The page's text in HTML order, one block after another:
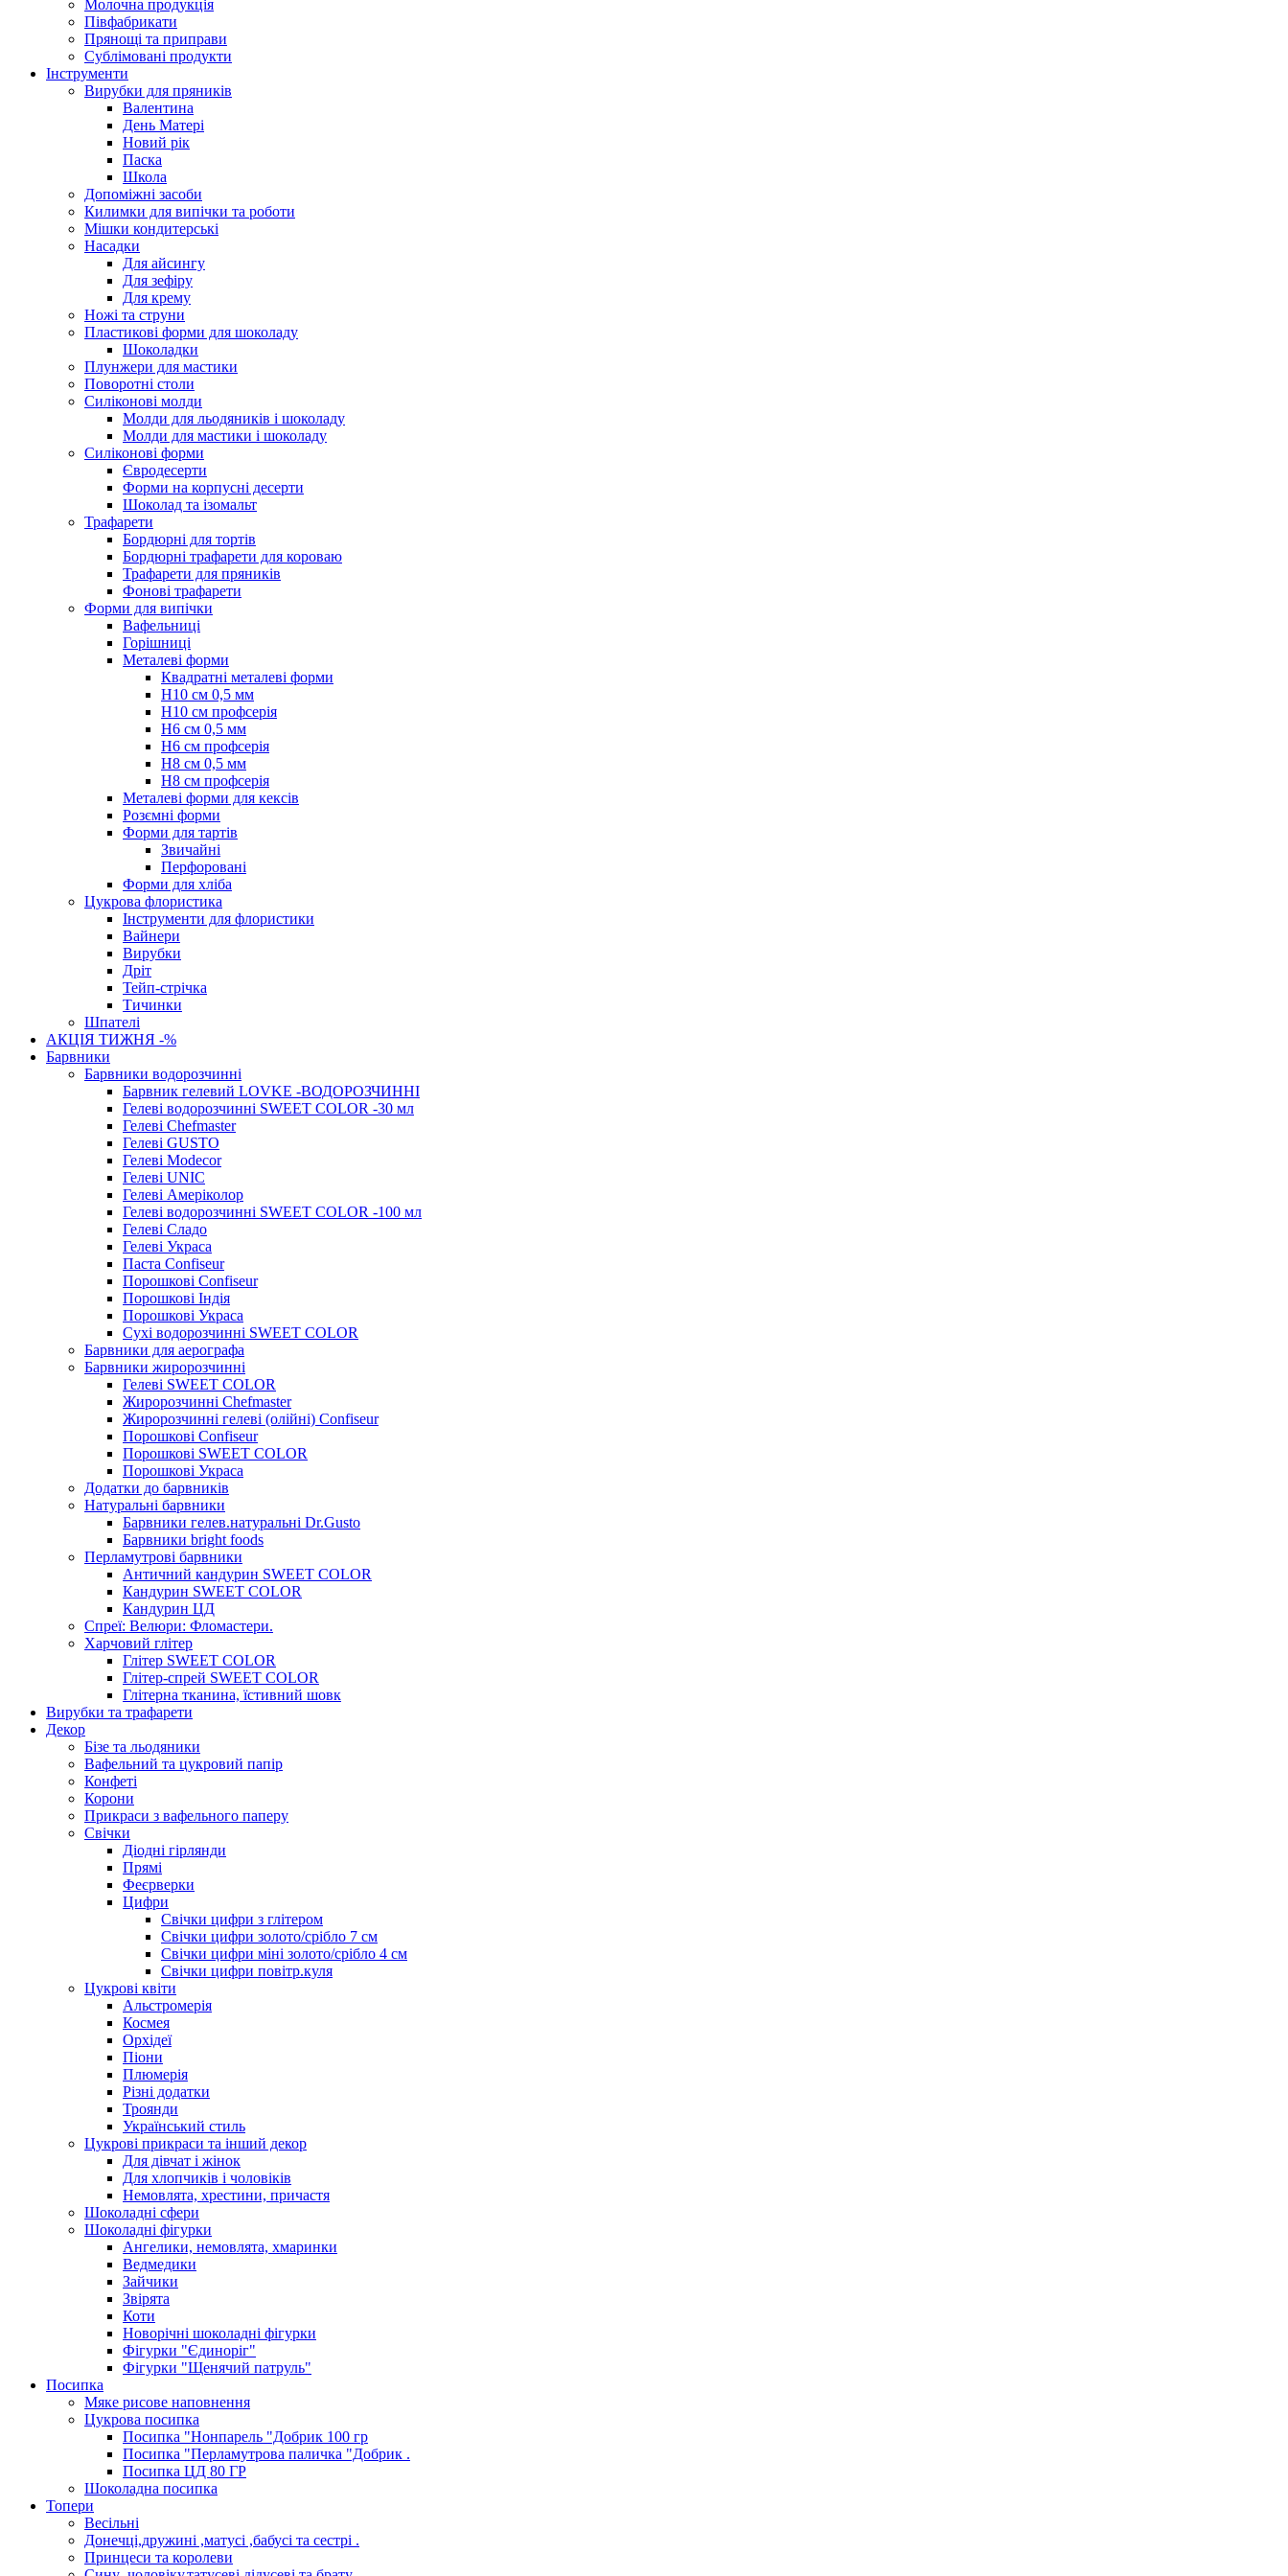
Молочна продукція
Півфабрикати
Прянощі та приправи
Сублімовані продукти
Інструменти
Вирубки для пряників
Валентина
День Матері
Новий рік
Паска
Школа
Допоміжні засоби
Килимки для випічки та роботи
Мішки кондитерські
Насадки
Для айсингу
Для зефіру
Для крему
Ножі та струни
Пластикові форми для шоколаду
Шоколадки
Плунжери для мастики
Поворотні столи
Силіконові молди
Молди для льодяників і шоколаду
Молди для мастики і шоколаду
Силіконові форми
Євродесерти
Форми на корпусні десерти
Шоколад та ізомальт
Трафарети
Бордюрні для тортів
Бордюрні трафарети для короваю
Трафарети для пряників
Фонові трафарети
Форми для випічки
Вафельниці
Горішниці
Металеві форми
Квадратні металеві форми
Н10 см 0,5 мм
Н10 см профсерія
Н6 см 0,5 мм
Н6 см профсерія
Н8 см 0,5 мм
Н8 см профсерія
Металеві форми для кексів
Розємні форми
Форми для тартів
Звичайні
Перфоровані
Форми для хліба
Цукрова флористика
Інструменти для флористики
Вайнери
Вирубки
Дріт
Тейп-стрічка
Тичинки
Шпателі
АКЦІЯ ТИЖНЯ -%
Барвники
Барвники водорозчинні
Барвник гелевий LOVKE -ВОДОРОЗЧИННІ
Гелеві водорозчинні SWEET COLOR -30 мл
Гелеві Chefmaster
Гелеві GUSTO
Гелеві Modecor
Гелеві UNIC
Гелеві Амеріколор
Гелеві водорозчинні SWEET COLOR -100 мл
Гелеві Сладо
Гелеві Украса
Паста Confiseur
Порошкові Confiseur
Порошкові Індія
Порошкові Украса
Сухі водорозчинні SWEET COLOR
Барвники для аерографа
Барвники жиророзчинні
Гелеві SWEET COLOR
Жиророзчинні Chefmaster
Жиророзчинні гелеві (олійні) Confiseur
Порошкові Confiseur
Порошкові SWEET COLOR
Порошкові Украса
Додатки до барвників
Натуральні барвники
Барвники гелев.натуральні Dr.Gusto
Барвники bright foods
Перламутрові барвники
Античний кандурин SWEET COLOR
Кандурин SWEET COLOR
Кандурин ЦД
Спреї: Велюри: Фломастери.
Харчовий глітер
Глітер SWEET COLOR
Глітер-спрей SWEET COLOR
Глітерна тканина, їстивний шовк
Вирубки та трафарети
Декор
Бізе та льодяники
Вафельний та цукровий папір
Конфеті
Корони
Прикраси з вафельного паперу
Свічки
Діодні гірлянди
Прямі
Феєрверки
Цифри
Свічки цифри з глітером
Свічки цифри золото/срібло 7 см
Свічки цифри міні золото/срібло 4 см
Свічки цифри повітр.куля
Цукрові квіти
Альстромерія
Космея
Орхідеї
Піони
Плюмерія
Різні додатки
Троянди
Український стиль
Цукрові прикраси та інший декор
Для дівчат і жінок
Для хлопчиків і чоловіків
Немовлята, хрестини, причастя
Шоколадні сфери
Шоколадні фігурки
Ангелики, немовлята, хмаринки
Ведмедики
Зайчики
Звірята
Коти
Новорічні шоколадні фігурки
Фігурки "Єдиноріг"
Фігурки "Щенячий патруль"
Посипка
Мяке рисове наповнення
Цукрова посипка
Посипка "Нонпарель "Добрик 100 гр
Посипка "Перламутрова паличка "Добрик .
Посипка ЦД 80 ГР
Шоколадна посипка
Топери
Весільні
Донечці,дружині ,матусі ,бабусі та сестрі .
Принцеси та королеви